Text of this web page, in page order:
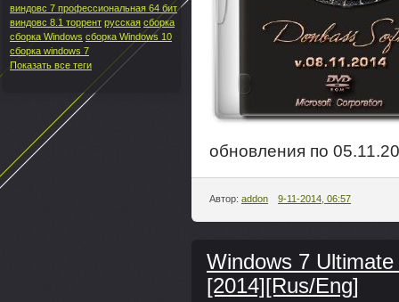
обновления по
Автор: addon 9-11-2014, 06:57
Windows 7
[2014][Rus/Eng]
виндовс 7 профессиональная 64 бит
виндовс 8.1 торрент русская сборка
сборка Windows сборка Windows 10
сборка windows 7
Показать все теги